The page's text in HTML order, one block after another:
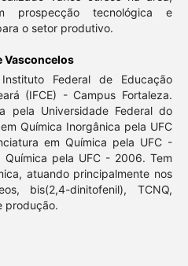
prospecção tecnológica e
o setor produtivo.
Vasconcelos
Federal de Educação
(IFCE) - Campus Fortaleza.
pela Universidade Federal do
Química Inorgânica pela UFC
em Química pela UFC -
pela UFC - 2006. Tem
atuando principalmente nos
bis(2,4-dinitofenil), TCNQ,
produção.